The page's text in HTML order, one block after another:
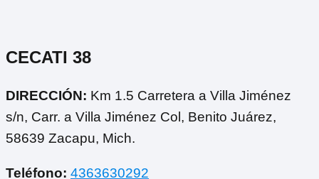
CECATI 38
DIRECCIÓN: Km 1.5 Carretera a Villa Jiménez
s/n, Carr. a Villa Jiménez Col, Benito Juárez,
58639 Zacapu, Mich.
Teléfono: 4363630292